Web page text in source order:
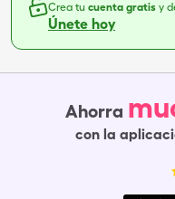
Crea tu cuenta gratis y
Únete hoy
Ahorra
con la